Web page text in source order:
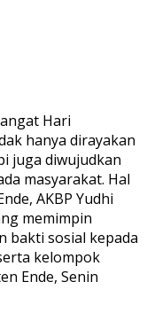
Hari
hanya dirayakan
juga diwujudkan
masyarakat. Hal
AKBP Yudhi
memimpin
bakti sosial kepada
kelompok
Ende, Senin